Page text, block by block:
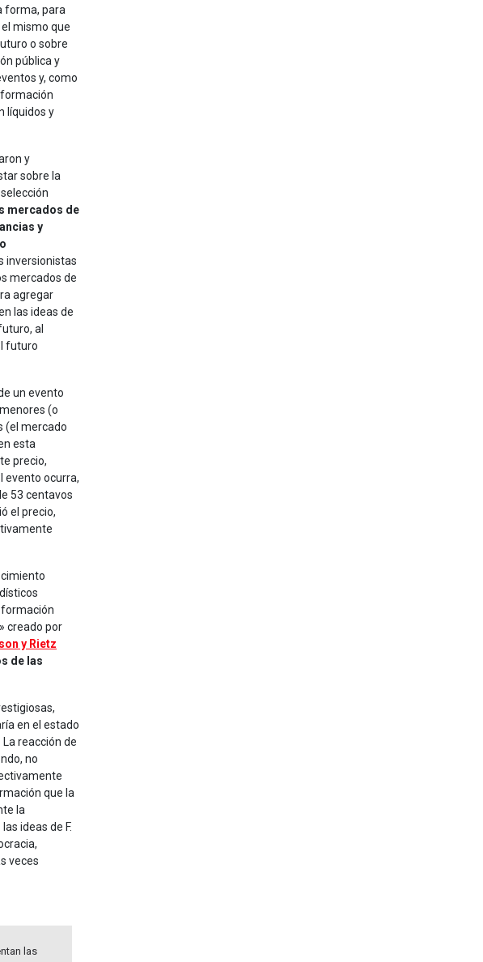
forma, para
mismo que
o sobre
pública y
y, como
líquidos y
y
sobre la
mercados de
y
inversionistas
mercados de
agregar
las ideas de
al
futuro
un evento
(o
(el mercado
esta
precio,
evento ocurra,
53 centavos
el precio,
creado por
y Rietz
de las
en el estado
reacción de
no
que la
la
ideas de F.
veces
las